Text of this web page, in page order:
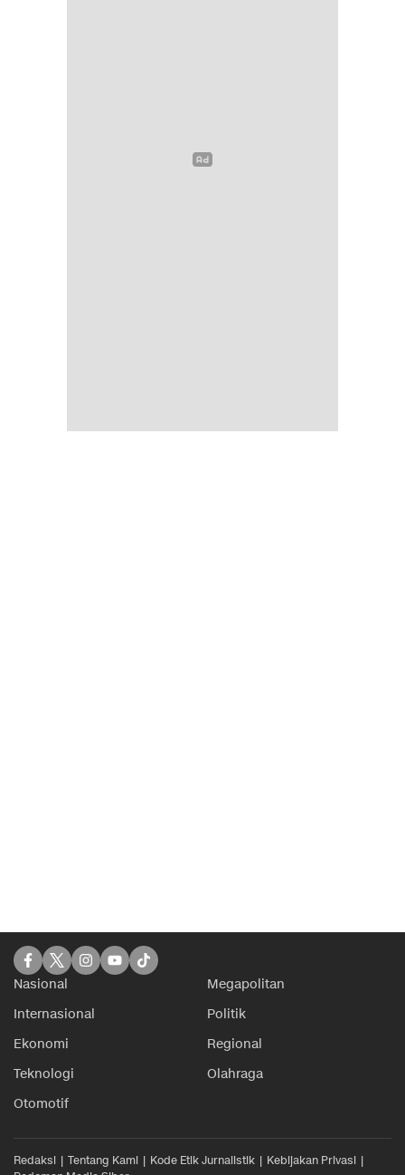
Nasional
Megapolitan
Internasional
Politik
Ekonomi
Regional
Teknologi
Olahraga
Otomotif
Redaksi Tentang Kami Kode Etik Jurnalistik
Kebijakan Privasi